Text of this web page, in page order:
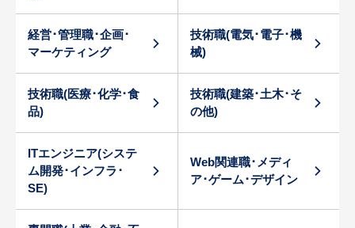
経営･管理職･企画･
マーケティング
技術職(電気･電子･機
械)
技術職(医療･化学･食
品)
技術職(建築･土木･そ
の他)
ITエンジニア(システ
ム開発･インフラ･
SE)
Web関連職･メディ
ア･ゲーム･デザイン